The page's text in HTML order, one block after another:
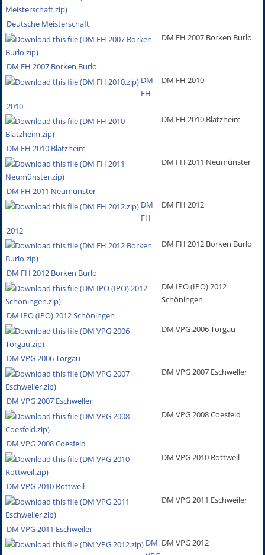
Deutsche Meisterschaft
DM FH 2007 Borken Burlo
DM FH 2007 Borken Burlo
DM
FH
2010
DM FH 2010
DM FH 2010 Blatzheim
DM FH 2010 Blatzheim
DM FH 2011 Neumünster
DM FH 2011 Neumünster
DM
FH
2012
DM FH 2012
DM FH 2012 Borken Burlo
DM FH 2012 Borken Burlo
DM IPO (IPO) 2012 Schöningen
DM IPO (IPO) 2012
Schöningen
DM VPG 2006 Torgau
DM VPG 2006 Torgau
DM VPG 2007 Eschweller
DM VPG 2007 Eschweller
DM VPG 2008 Coesfeld
DM VPG 2008 Coesfeld
DM VPG 2010 Rottweil
DM VPG 2010 Rottweil
DM VPG 2011 Eschweiler
DM VPG 2011 Eschweiler
DM DM VPG 2012